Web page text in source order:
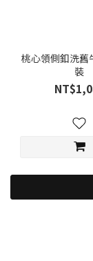
桃心領側釦洗舊
裝